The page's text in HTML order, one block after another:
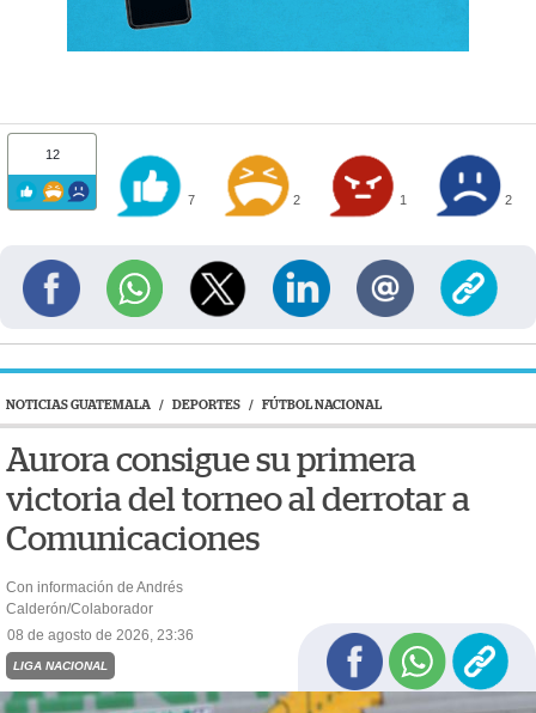
12
7 2 1 2
NOTICIAS GUATEMALA / DEPORTES / FÚTBOL NACIONAL
Aurora consigue su primera
victoria del torneo al derrotar a
Comunicaciones
Con información de Andrés
Calderón/Colaborador
08 de agosto de 2026, 23:36
LIGA NACIONAL